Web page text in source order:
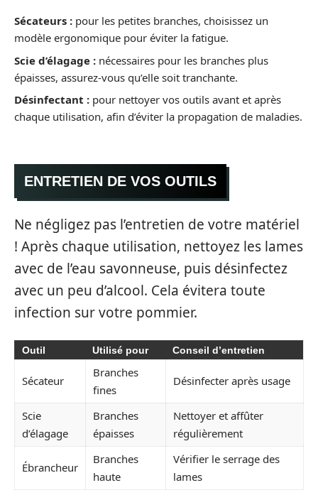
Sécateurs : pour les petites branches, choisissez un
modèle ergonomique pour éviter la fatigue.
Scie d’élagage : nécessaires pour les branches plus
épaisses, assurez-vous qu’elle soit tranchante.
Désinfectant : pour nettoyer vos outils avant et après
chaque utilisation, afin d’éviter la propagation de maladies.
ENTRETIEN DE VOS OUTILS
Ne négligez pas l’entretien de votre matériel
! Après chaque utilisation, nettoyez les lames
avec de l’eau savonneuse, puis désinfectez
avec un peu d’alcool. Cela évitera toute
infection sur votre pommier.
Outil Utilisé pour Conseil d’entretien
Sécateur
Branches
fines
Désinfecter après usage
Scie
d’élagage
Branches
épaisses
Nettoyer et affûter
régulièrement
Ébrancheur
Branches
haute
Vérifier le serrage des
lames